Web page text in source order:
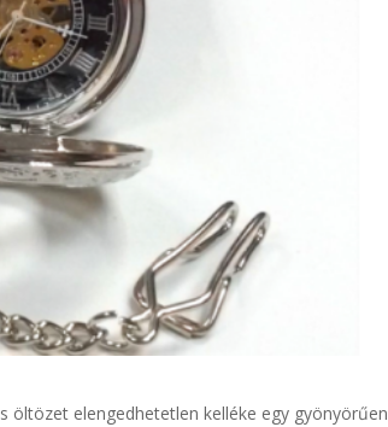
öltözet elengedhetetlen kelléke egy gyönyörűen